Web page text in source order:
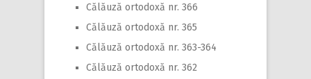
Călăuză ortodoxă nr. 366
Călăuză ortodoxă nr. 365
Călăuză ortodoxă nr. 363-364
Călăuză ortodoxă nr. 362